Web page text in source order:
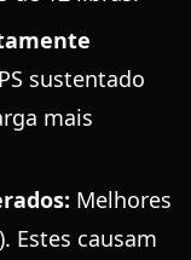
sustentado
mais
Melhores
Estes causam